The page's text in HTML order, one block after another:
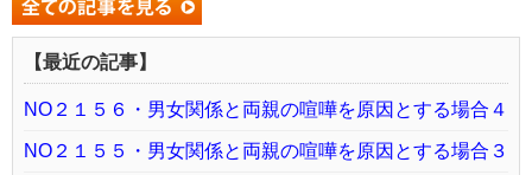
【最近の記事】
NO２１５６・男女関係と両親の喧嘩を原因とする場合４
NO２１５５・男女関係と両親の喧嘩を原因とする場合３